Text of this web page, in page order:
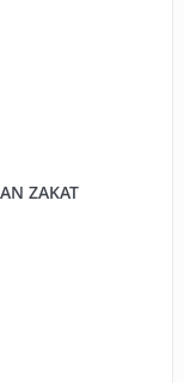
ZAKAT